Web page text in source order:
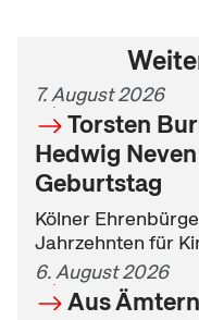
7. August 2026
Torsten
Hedwig
Geburtstag
Kölner
Jahrzehnten für
6. August 2026
Aus